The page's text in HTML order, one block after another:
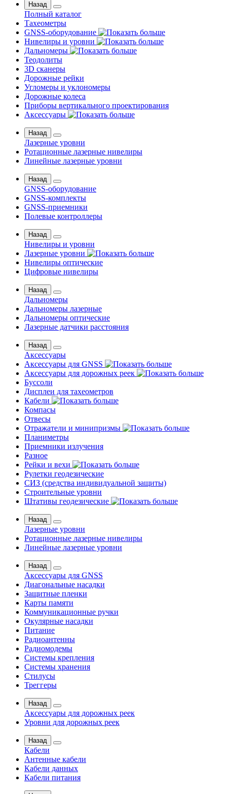
Назад
Полный каталог
Тахеометры
GNSS-оборудование
Нивелиры и уровни
Дальномеры
Теодолиты
3D сканеры
Дорожные рейки
Угломеры и уклономеры
Дорожные колеса
Приборы вертикального проектирования
Аксессуары
Назад
Лазерные уровни
Ротационные лазерные нивелиры
Линейные лазерные уровни
Назад
GNSS-оборудование
GNSS-комплекты
GNSS-приемники
Полевые контроллеры
Назад
Нивелиры и уровни
Лазерные уровни
Нивелиры оптические
Цифровые нивелиры
Назад
Дальномеры
Дальномеры лазерные
Дальномеры оптические
Лазерные датчики расстояния
Назад
Аксессуары
Аксессуары для GNSS
Аксессуары для дорожных реек
Буссоли
Дисплеи для тахеометров
Кабели
Компасы
Отвесы
Отражатели и минипризмы
Планиметры
Приемники излучения
Разное
Рейки и вехи
Рулетки геодезические
СИЗ (средства индивидуальной защиты)
Строительные уровни
Штативы геодезические
Назад
Лазерные уровни
Ротационные лазерные нивелиры
Линейные лазерные уровни
Назад
Аксессуары для GNSS
Диагональные насадки
Защитные пленки
Карты памяти
Коммуникационные ручки
Окулярные насадки
Питание
Радиоантенны
Радиомодемы
Системы крепления
Системы хранения
Стилусы
Треггеры
Назад
Аксессуары для дорожных реек
Уровни для дорожных реек
Назад
Кабели
Антенные кабели
Кабели данных
Кабели питания